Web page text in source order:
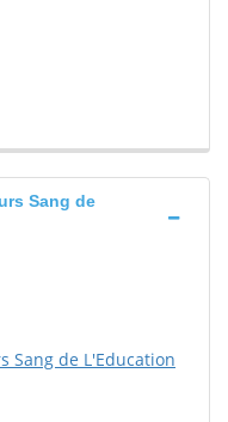
Sang de
Sang de L'Education